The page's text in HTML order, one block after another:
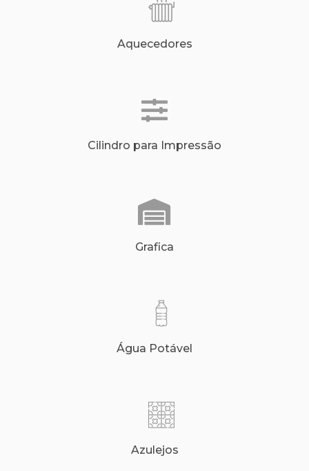
Aquecedores
Cilindro para Impressão
Grafica
Água Potável
Azulejos